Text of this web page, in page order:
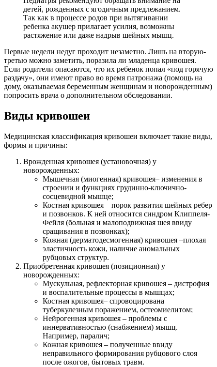
детей, рожденных с ягодичным предлежанием.
Так как в процессе родов при вытягивании
ребенка акушер прилагает усилия, возможны
растяжение или даже надрыв шейных мышц.
Первые недели недуг проходит незаметно. Лишь на вторую-
третью можно заметить, поразила ли младенца кривошея.
Если родители опасаются, что их ребенок попал «под горячую
раздачу», они имеют право во время патронажа (помощь на
дому, оказываемая беременным женщинам и новорожденным)
попросить врача о дополнительном обследовании.
Виды кривошеи
Медицинская классификация кривошеи включает такие виды,
формы и причины:
Врожденная кривошея (установочная) у
новорожденных:
Мышечная (миогенная) кривошея– изменения в
строении и функциях грудинно-ключично-
сосцевидной мышце;
Костная кривошея – порок развития шейных ребер
и позвонков. К ней относится синдром Клиппеля-
Фейля (больная и малоподвижная шея ввиду
сращивания в позвонках);
Кожная (дерматодесмогенная) кривошея –плохая
эластичность кожи, наличие аномальных
рубцовых структур.
Приобретенная кривошея (позиционная) у
новорожденных:
Мускульная, рефлекторная кривошея – дистрофия
и воспалительные процессы в мышцах;
Костная кривошея– спровоцирована
туберкулезным поражением, остеомиелитом;
Нейрогенная кривошея – проблемы с
иннервативностью (снабжением) мышц.
Например, паралич;
Кожная кривошея – полученные ввиду
неправильного формирования рубцового слоя
после ожогов, бытовых травм.